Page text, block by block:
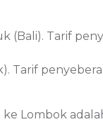
Tarif
Tarif
Lombok